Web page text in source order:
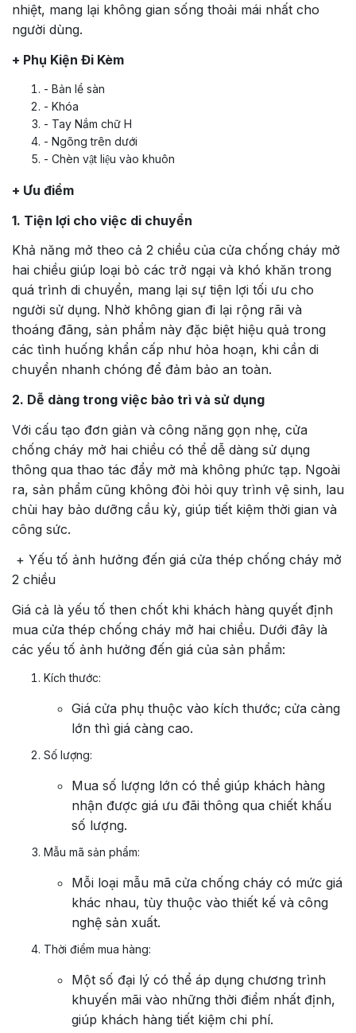
nhiệt, mang lại không gian sống thoải mái nhất cho
người dùng.
+ Phụ Kiện Đi Kèm
- Bản lề sàn
- Khóa
- Tay Nắm chữ H
- Ngõng trên dưới
- Chèn vật liệu vào khuôn
+ Ưu điểm
1. Tiện lợi cho việc di chuyển
Khả năng mở theo cả 2 chiều của cửa chống cháy mở
hai chiều giúp loại bỏ các trở ngại và khó khăn trong
quá trình di chuyển, mang lại sự tiện lợi tối ưu cho
người sử dụng. Nhờ không gian đi lại rộng rãi và
thoáng đãng, sản phẩm này đặc biệt hiệu quả trong
các tình huống khẩn cấp như hỏa hoạn, khi cần di
chuyển nhanh chóng để đảm bảo an toàn.
2. Dễ dàng trong việc bảo trì và sử dụng
Với cấu tạo đơn giản và công năng gọn nhẹ, cửa
chống cháy mở hai chiều có thể dễ dàng sử dụng
thông qua thao tác đẩy mở mà không phức tạp. Ngoài
ra, sản phẩm cũng không đòi hỏi quy trình vệ sinh, lau
chùi hay bảo dưỡng cầu kỳ, giúp tiết kiệm thời gian và
công sức.
+ Yếu tố ảnh hưởng đến giá cửa thép chống cháy mở
2 chiều
Giá cả là yếu tố then chốt khi khách hàng quyết định
mua cửa thép chống cháy mở hai chiều. Dưới đây là
các yếu tố ảnh hưởng đến giá của sản phẩm:
Kích thước:
Giá cửa phụ thuộc vào kích thước; cửa càng
lớn thì giá càng cao.
Số lượng:
Mua số lượng lớn có thể giúp khách hàng
nhận được giá ưu đãi thông qua chiết khấu
số lượng.
Mẫu mã sản phẩm:
Mỗi loại mẫu mã cửa chống cháy có mức giá
khác nhau, tùy thuộc vào thiết kế và công
nghệ sản xuất.
Thời điểm mua hàng:
Một số đại lý có thể áp dụng chương trình
khuyến mãi vào những thời điểm nhất định,
giúp khách hàng tiết kiệm chi phí.